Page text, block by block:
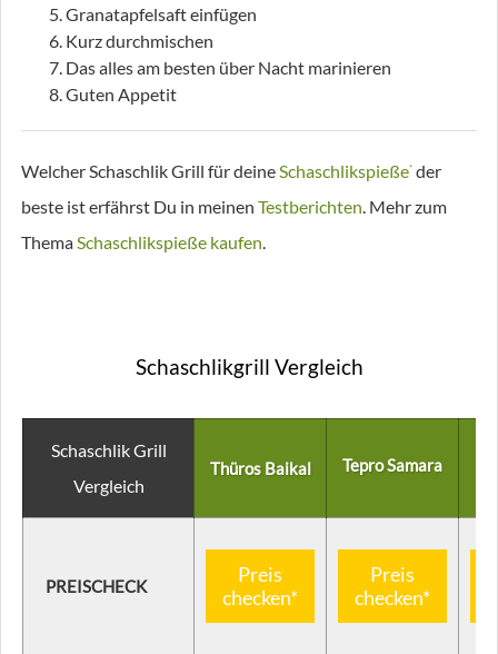
Granatapfelsaft einfügen
Kurz durchmischen
Das alles am besten über Nacht marinieren
Guten Appetit
Welcher Schaschlik Grill für deineSchaschlikspieße* der
beste ist erfährst Du in meinen Testberichten. Mehr zum
ThemaSchaschlikspieße kaufen.
Schaschlikgrill Vergleich
Schaschlik Grill
Vergleich
Thüros Baikal Tepro Samara
PREISCHECK
Preis
checken*
Preis
checken*